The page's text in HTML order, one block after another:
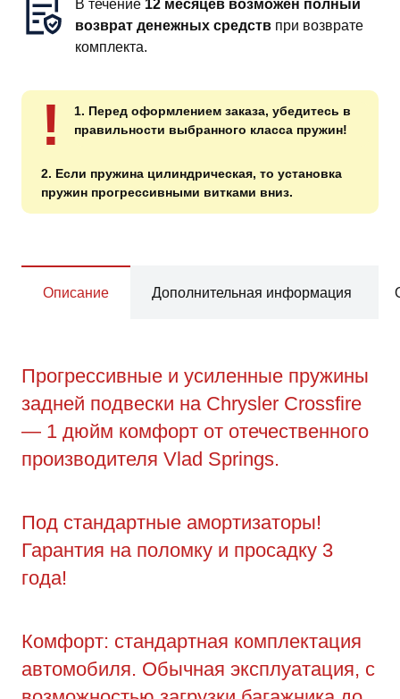
В течение 12 месяцев возможен полный
возврат денежных средств при возврате
комплекта.
!
1. Перед оформлением заказа, убедитесь в
правильности выбранного класса пружин!
2. Если пружина цилиндрическая, то установка
пружин прогрессивными витками вниз.
Описание Дополнительная информация
Прогрессивные и усиленные пружины
задней подвески на Chrysler Crossfire
— 1 дюйм комфорт от отечественного
производителя Vlad Springs.
Под стандартные амортизаторы!
Гарантия на поломку и просадку 3
года!
Комфорт: стандартная комплектация
автомобиля. Обычная эксплуатация, с